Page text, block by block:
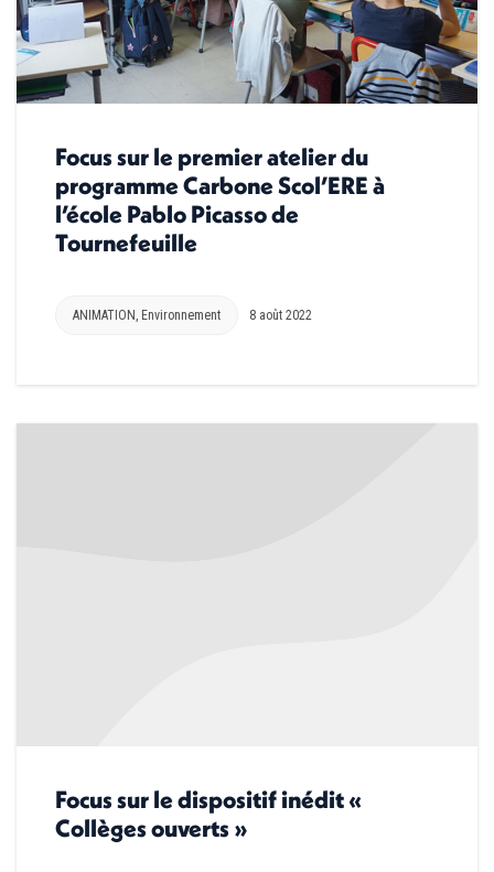
Focus sur le premier atelier du
programme Carbone Scol’ERE à
l’école Pablo Picasso de
Tournefeuille
ANIMATION , Environnement 8 août 2022
Focus sur le dispositif inédit «
Collèges ouverts »